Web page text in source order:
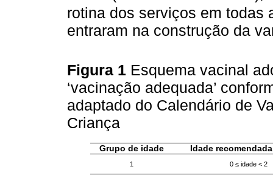
rotina dos serviços em todas
entraram na construção da
Figura 1 Esquema vacinal
‘vacinação adequada’
adaptado do Calendário de
Criança
Grupo de idade Idade
1 0 ≤ idade < 2